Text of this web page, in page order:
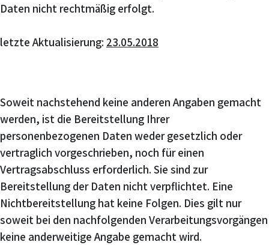
Daten nicht rechtmäßig erfolgt.
letzte Aktualisierung: 23.05.2018
Soweit nachstehend keine anderen Angaben gemacht
werden, ist die Bereitstellung Ihrer
personenbezogenen Daten weder gesetzlich oder
vertraglich vorgeschrieben, noch für einen
Vertragsabschluss erforderlich. Sie sind zur
Bereitstellung der Daten nicht verpflichtet. Eine
Nichtbereitstellung hat keine Folgen. Dies gilt nur
soweit bei den nachfolgenden Verarbeitungsvorgängen
keine anderweitige Angabe gemacht wird.